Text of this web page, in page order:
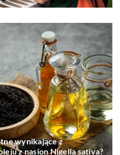
wynikające z
z nasion Nigella sativa?